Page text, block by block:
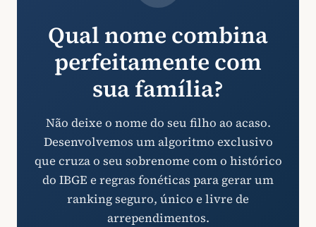
Qual nome combina
perfeitamente com
sua família?
Não deixe o nome do seu filho ao acaso.
Desenvolvemos um algoritmo exclusivo
que cruza o seu sobrenome com o histórico
do IBGE e regras fonéticas para gerar um
ranking seguro, único e livre de
arrependimentos.